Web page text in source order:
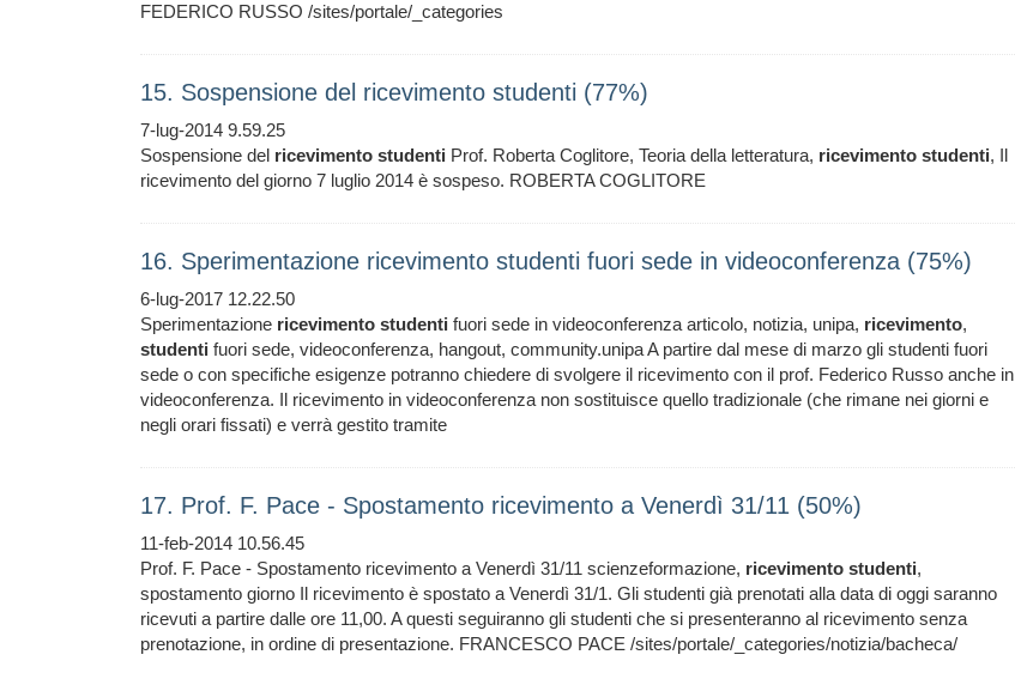
FEDERICO RUSSO /sites/portale/_categories
15. Sospensione del ricevimento studenti (77%)
7-lug-2014 9.59.25
Sospensione del ricevimento studenti Prof. Roberta Coglitore, Teoria della letteratura, ricevimento studenti, Il
ricevimento del giorno 7 luglio 2014 è sospeso. ROBERTA COGLITORE
16. Sperimentazione ricevimento studenti fuori sede in videoconferenza (75%)
6-lug-2017 12.22.50
Sperimentazione ricevimento studenti fuori sede in videoconferenza articolo, notizia, unipa, ricevimento,
studenti fuori sede, videoconferenza, hangout, community.unipa A partire dal mese di marzo gli studenti fuori
sede o con specifiche esigenze potranno chiedere di svolgere il ricevimento con il prof. Federico Russo anche in
videoconferenza. Il ricevimento in videoconferenza non sostituisce quello tradizionale (che rimane nei giorni e
negli orari fissati) e verrà gestito tramite
17. Prof. F. Pace - Spostamento ricevimento a Venerdì 31/11 (50%)
11-feb-2014 10.56.45
Prof. F. Pace - Spostamento ricevimento a Venerdì 31/11 scienzeformazione, ricevimento studenti,
spostamento giorno Il ricevimento è spostato a Venerdì 31/1. Gli studenti già prenotati alla data di oggi saranno
ricevuti a partire dalle ore 11,00. A questi seguiranno gli studenti che si presenteranno al ricevimento senza
prenotazione, in ordine di presentazione. FRANCESCO PACE /sites/portale/_categories/notizia/bacheca/